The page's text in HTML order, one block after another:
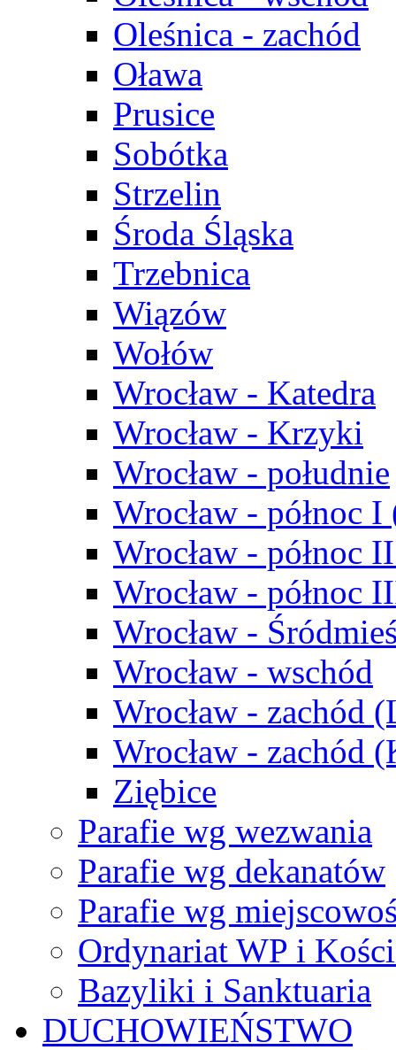
Oleśnica - zachód
Oława
Prusice
Sobótka
Strzelin
Środa Śląska
Trzebnica
Wiązów
Wołów
Wrocław - Katedra
Wrocław - Krzyki
Wrocław - południe
Wrocław - północ
Wrocław - północ
Wrocław - północ
Wrocław -
Wrocław - wschód
Wrocław - zachód
Wrocław - zachód
Ziębice
Parafie wg wezwania
Parafie wg dekanatów
Parafie wg
Ordynariat WP i
Bazyliki i Sanktuaria
DUCHOWIEŃSTWO